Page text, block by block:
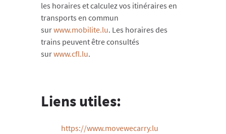
les horaires et calculez vos itinéraires en
transports en commun
surwww.mobilite.lu. Les horaires des
trains peuvent être consultés
surwww.cfl.lu.
Liens utiles:
https://www.movewecarry.lu